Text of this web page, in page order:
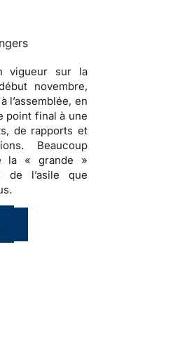
vigueur sur la
novembre,
l’assemblée, en
point final à une
de rapports et
Beaucoup
la « grande »
de l’asile que